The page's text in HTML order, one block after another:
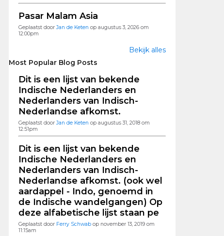
Pasar Malam Asia
Geplaatst doorJan de Keten op augustus 3, 2026 om
12:00pm
Bekijk alles
Most Popular Blog Posts
Dit is een lijst van bekende
Indische Nederlanders en
Nederlanders van Indisch-
Nederlandse afkomst.
Geplaatst doorJan de Keten op augustus 31, 2018 om
12:51pm
Dit is een lijst van bekende
Indische Nederlanders en
Nederlanders van Indisch-
Nederlandse afkomst. (ook wel
aardappel - Indo, genoemd in
de Indische wandelgangen) Op
deze alfabetische lijst staan pe
Geplaatst door Ferry Schwab op november 13, 2019 om
11:15am